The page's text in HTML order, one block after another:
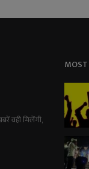
वही मिलेंगी,